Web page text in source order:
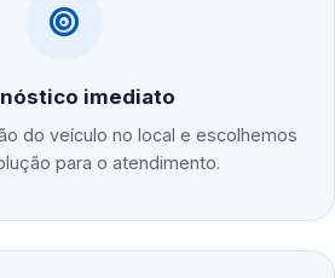
imediato
do veículo no local e escolhemos
para o atendimento.